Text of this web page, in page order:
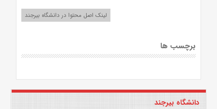
لینک اصل محتوا در دانشگاه بیرجند
برچسب ها
دانشگاه بیرجند